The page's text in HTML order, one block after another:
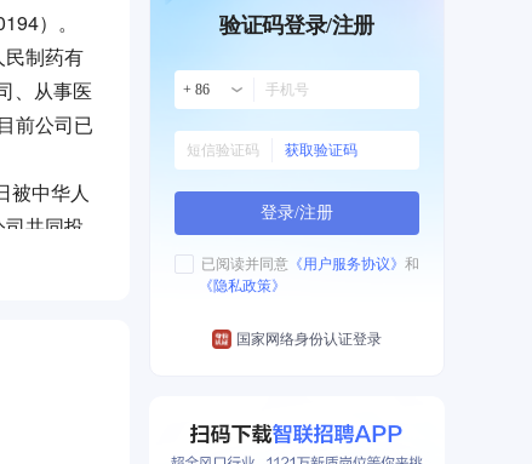
）。
制药有
、从事医
前公司已
被中华人
共同投
区人和
个规
验证码登录/注册
+ 86
获取验证码
登录/注册
已阅读并同意 《用户服务协议》 和
《隐私政策》
国家网络身份认证登录